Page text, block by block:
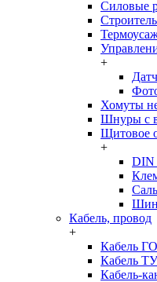
Силовые
+
Хомуты
Шнуры с
Щитовое
+
DIN
Кабель, провод
+
Кабель
Кабель ТУ
Кабель-